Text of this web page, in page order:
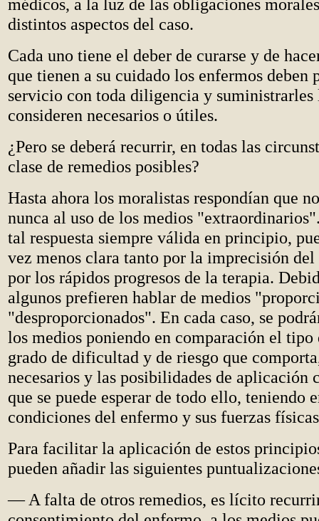
médicos, a la luz de las obligaciones
distintos aspectos del caso.
Cada uno tiene el deber de curarse y de
que tienen a su cuidado los enfermos deben
servicio con toda diligencia y suministrarles
consideren necesarios o útiles.
¿Pero se deberá recurrir, en todas las
clase de remedios posibles?
Hasta ahora los moralistas respondían que
nunca al uso de los medios
tal respuesta siempre válida en principio,
vez menos clara tanto por la imprecisión
por los rápidos progresos de la terapia.
algunos prefieren hablar de medios
"desproporcionados". En cada caso, se
los medios poniendo en comparación el tipo
grado de dificultad y de riesgo que
necesarios y las posibilidades de aplicación
que se puede esperar de todo ello, teniendo
condiciones del enfermo y sus fuerzas
Para facilitar la aplicación de estos
pueden añadir las siguientes
— A falta de otros remedios, es lícito